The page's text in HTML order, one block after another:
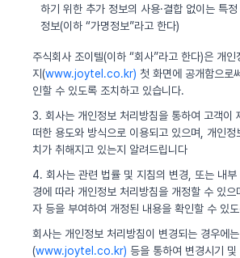
하기 위한 추가 정보의 사용·결합 없이는 특
정보(이하 “가명정보”라고 한다)
주식회사 조이텔(이하 “회사”라고 한다)은 개인
지(www.joytel.co.kr) 첫 화면에 공개함으로
인할 수 있도록 조치하고 있습니다.
3. 회사는 개인정보 처리방침을 통하여 고객이
떠한 용도와 방식으로 이용되고 있으며, 개인
치가 취해지고 있는지 알려드립니다
4. 회사는 관련 법률 및 지침의 변경, 또는 내부
경에 따라 개인정보 처리방침을 개정할 수 있
자 등을 부여하여 개정된 내용을 확인할 수 있
회사는 개인정보 처리방침이 변경되는 경우에
(www.joytel.co.kr) 등을 통하여 변경시기